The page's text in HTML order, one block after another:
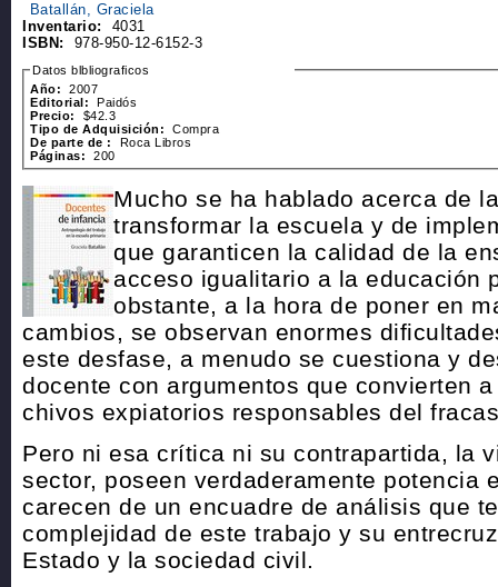
Batallán, Graciela
Inventario:
4031
ISBN:
978-950-12-6152-3
Datos blbliograficos
Año:
2007
Editorial:
Paidós
Precio:
$42.3
Tipo de Adquisición:
Compra
De parte de :
Roca Libros
Páginas:
200
Mucho se ha hablado acerca de
transformar la escuela y de
que garanticen la calidad de la
acceso igualitario a la educación
obstante, a la hora de poner en
cambios, se observan enormes
este desfase, a menudo se cuestiona y
docente con argumentos que convierten
chivos expiatorios responsables del
Pero ni esa crítica ni su contrapartida, la
sector, poseen verdaderamente potencia
carecen de un encuadre de análisis que
complejidad de este trabajo y su
Estado y la sociedad civil.